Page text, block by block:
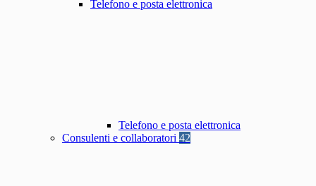
Telefono e posta elettronica
Telefono e posta elettronica
Consulenti e collaboratori 42